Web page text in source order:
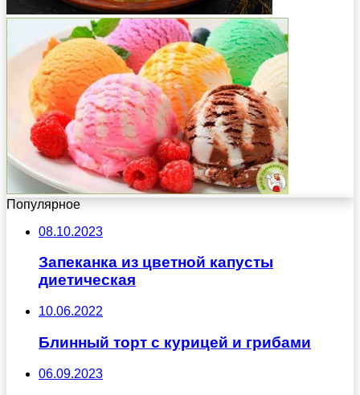
Популярное
08.10.2023
Запеканка из цветной капусты
диетическая
10.06.2022
Блинный торт с курицей и грибами
06.09.2023